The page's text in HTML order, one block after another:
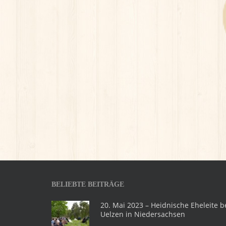
BELIEBTE BEITRÄGE
20. Mai 2023 – Heidnische Eheleite
Uelzen in Niedersachsen